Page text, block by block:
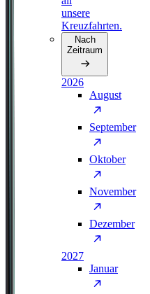
unsere
Kreuzfahrten.
Nach
Zeitraum
2026
August
September
Oktober
November
Dezember
2027
Januar